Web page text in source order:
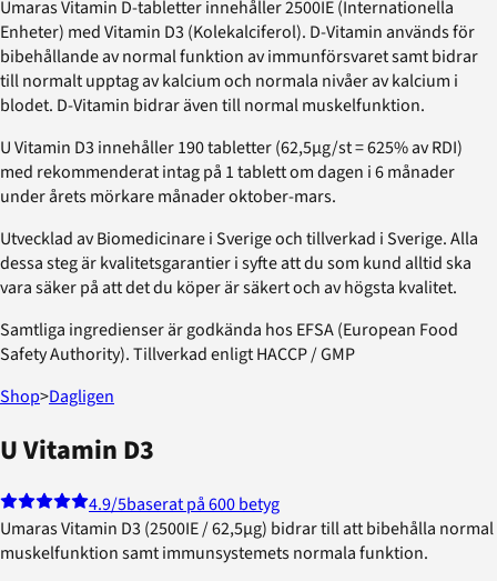
Umaras Vitamin D-tabletter innehåller 2500IE (Internationella
Enheter) med Vitamin D3 (Kolekalciferol). D-Vitamin används för
bibehållande av normal funktion av immunförsvaret samt bidrar
till normalt upptag av kalcium och normala nivåer av kalcium i
blodet. D-Vitamin bidrar även till normal muskelfunktion.
U Vitamin D3 innehåller 190 tabletter (62,5µg/st = 625% av RDI)
med rekommenderat intag på 1 tablett om dagen i 6 månader
under årets mörkare månader oktober-mars.
Utvecklad av Biomedicinare i Sverige och tillverkad i Sverige. Alla
dessa steg är kvalitetsgarantier i syfte att du som kund alltid ska
vara säker på att det du köper är säkert och av högsta kvalitet.
Samtliga ingredienser är godkända hos EFSA (European Food
Safety Authority). Tillverkad enligt HACCP / GMP
Shop>Dagligen
U Vitamin D3
4.9/5baserat på 600 betyg
Umaras Vitamin D3 (2500IE / 62,5µg) bidrar till att bibehålla normal
muskelfunktion samt immunsystemets normala funktion.